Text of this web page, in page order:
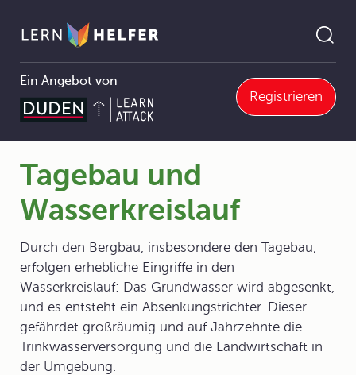
Ein Angebot von
Registrieren
Pfadnavigation
3.3 Wasser 3.3.1 Die Wassermengen und der Wasserkreislauf Tagebau und Wasserkreislauf
Tagebau und
Wasserkreislauf
Durch den Bergbau, insbesondere den Tagebau,
erfolgen erhebliche Eingriffe in den
Wasserkreislauf: Das Grundwasser wird abgesenkt,
und es entsteht ein Absenkungstrichter. Dieser
gefährdet großräumig und auf Jahrzehnte die
Trinkwasserversorgung und die Landwirtschaft in
der Umgebung.